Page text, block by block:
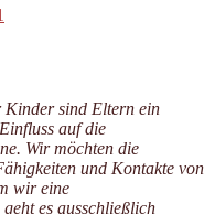
sind Eltern ein
auf die
Wir möchten die
und Kontakte von
wir eine
es ausschließlich